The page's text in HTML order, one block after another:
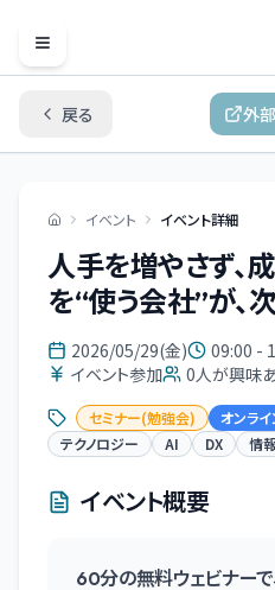
Open menu
戻る 外
イベント イベント詳細
人手を増やさず、
を“使う会社”が、
2026/05/29(金) 09:00 -
イベント参加
0人が興味
セミナー(勉強会) オンライ
テクノロジー
AI DX 情
イベント概要
60分の無料ウェビナー